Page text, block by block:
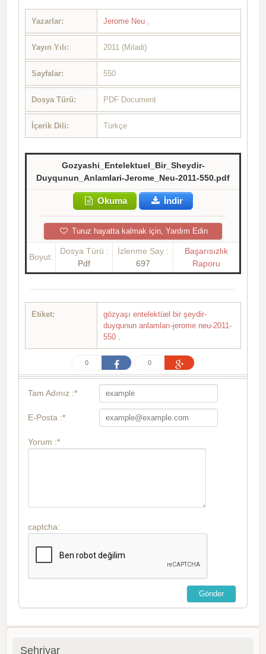
Yazarlar: Jerome Neu
Yayın Yılı: 2011 (Miladi)
Sayfalar: 550
Dosya Türü: PDF Document
İçerik Dili: Türkçe
Gozyashi_Entelektuel_Bir_Sheydir-
Duyqunun_Anlamlari-Jerome_Neu-2011-550.pdf
Okuma İndir
Turuz hayatta kalmak için, Yardım Edin
Boyut:
Dosya Türü :
Pdf
İzlenme Say :
697
Başarısızlık
Raporu
Etiket:
gözyaşı entelektüel bir şeydir-
duyqunun anlamları-jerome neu-2011-
550
0 0
Tam Adınız :*
E-Posta :*
Yorum :*
captcha:
Şehriyar